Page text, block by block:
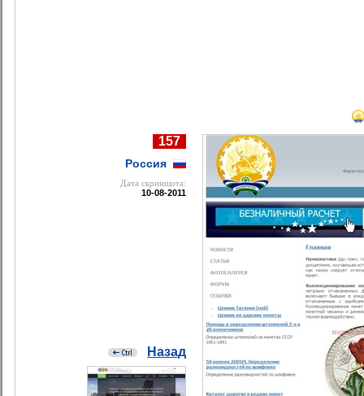
157
Россия
Дата cкриншота:
10-08-2011
Назад